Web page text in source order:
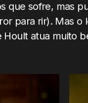
que sofre, mas
para rir). Mas o
Hoult atua muito